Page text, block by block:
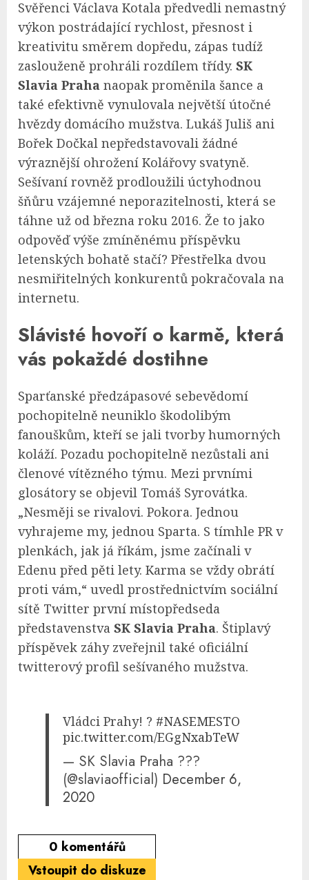
Svěřenci Václava Kotala předvedli nemastný
výkon postrádající rychlost, přesnost i
kreativitu směrem dopředu, zápas tudíž
zaslouženě prohráli rozdílem třídy. SK
Slavia Praha naopak proměnila šance a
také efektivně vynulovala největší útočné
hvězdy domácího mužstva. Lukáš Juliš ani
Bořek Dočkal nepředstavovali žádné
výraznější ohrožení Kolářovy svatyně.
Sešívaní rovněž prodloužili úctyhodnou
šňůru vzájemné neporazitelnosti, která se
táhne už od března roku 2016. Že to jako
odpověď výše zmíněnému příspěvku
letenských bohatě stačí? Přestřelka dvou
nesmiřitelných konkurentů pokračovala na
internetu.
Slávisté hovoří o karmě, která
vás pokaždé dostihne
Sparťanské předzápasové sebevědomí
pochopitelně neuniklo škodolibým
fanouškům, kteří se jali tvorby humorných
koláží. Pozadu pochopitelně nezůstali ani
členové vítězného týmu. Mezi prvními
glosátory se objevil Tomáš Syrovátka.
„Nesměji se rivalovi. Pokora. Jednou
vyhrajeme my, jednou Sparta. S tímhle PR v
plenkách, jak já říkám, jsme začínali v
Edenu před pěti lety. Karma se vždy obrátí
proti vám,“ uvedl prostřednictvím sociální
sítě Twitter první místopředseda
představenstva SK Slavia Praha. Štiplavý
příspěvek záhy zveřejnil také oficiální
twitterový profil sešívaného mužstva.
Vládci Prahy! ? #NASEMESTO
pic.twitter.com/EGgNxabTeW
— SK Slavia Praha ???
(@slaviaofficial) December 6,
2020
0 komentářů
Vstoupit do diskuze